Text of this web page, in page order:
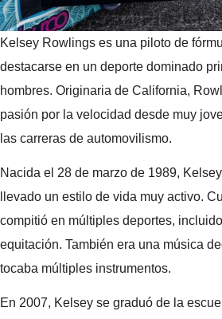
Kelsey Rowlings es una piloto de
destacarse en un deporte dominado
hombres. Originaria de California,
pasión por la velocidad desde muy
las carreras de automovilismo.
Nacida el 28 de marzo de 1989,
llevado un estilo de vida muy activo.
compitió en múltiples deportes,
equitación. También era una música
tocaba múltiples instrumentos.
En 2007, Kelsey se graduó de la